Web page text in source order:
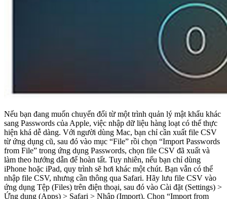
Nếu bạn đang muốn chuyển đổi từ một trình quản lý mật khẩu khác
sang Passwords của Apple, việc nhập dữ liệu hàng loạt có thể thực
hiện khá dễ dàng. Với người dùng Mac, bạn chỉ cần xuất file CSV
từ ứng dụng cũ, sau đó vào mục “File” rồi chọn “Import Passwords
from File” trong ứng dụng Passwords, chọn file CSV đã xuất và
làm theo hướng dẫn để hoàn tất. Tuy nhiên, nếu bạn chỉ dùng
iPhone hoặc iPad, quy trình sẽ hơi khác một chút. Bạn vẫn có thể
nhập file CSV, nhưng cần thông qua Safari. Hãy lưu file CSV vào
ứng dụng Tệp (Files) trên điện thoại, sau đó vào Cài đặt (Settings) >
Ứng dụng (Apps) > Safari > Nhập (Import). Chọn “Import from